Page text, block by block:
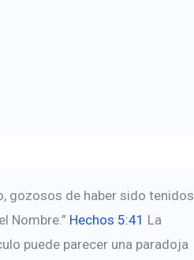
gozosos de haber sido tenidos
Nombre.” Hechos 5:41 La
puede parecer una paradoja